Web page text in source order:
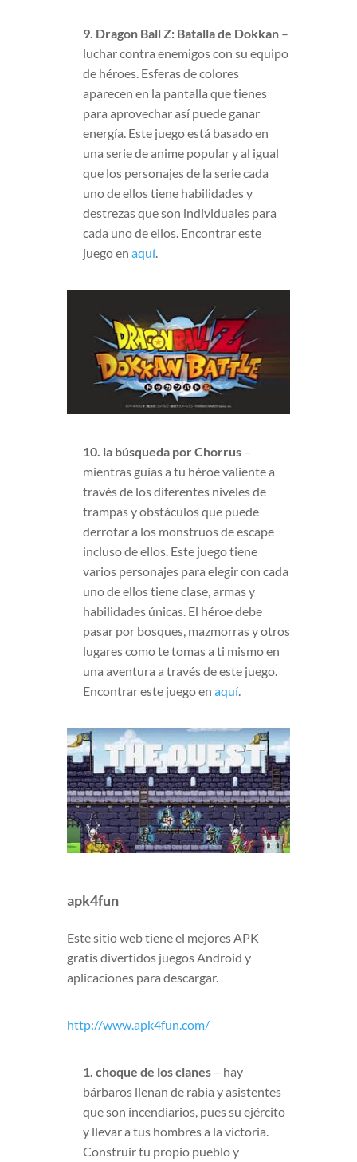
9. Dragon Ball Z: Batalla de Dokkan –
luchar contra enemigos con su equipo
de héroes. Esferas de colores
aparecen en la pantalla que tienes
para aprovechar así puede ganar
energía. Este juego está basado en
una serie de anime popular y al igual
que los personajes de la serie cada
uno de ellos tiene habilidades y
destrezas que son individuales para
cada uno de ellos. Encontrar este
juego en aquí
10. la búsqueda por Chorrus –
mientras guías a tu héroe valiente a
través de los diferentes niveles de
trampas y obstáculos que puede
derrotar a los monstruos de escape
incluso de ellos. Este juego tiene
varios personajes para elegir con cada
uno de ellos tiene clase, armas y
habilidades únicas. El héroe debe
pasar por bosques, mazmorras y otros
lugares como te tomas a ti mismo en
una aventura a través de este juego.
Encontrar este juego en aquí.
apk4fun
Este sitio web tiene el mejores APK
gratis divertidos juegos Android y
aplicaciones para descargar.
http://www.apk4fun.com/
1. choque de los clanes – hay
bárbaros llenan de rabia y asistentes
que son incendiarios, pues su ejército
y llevar a tus hombres a la victoria.
Construir tu propio pueblo y